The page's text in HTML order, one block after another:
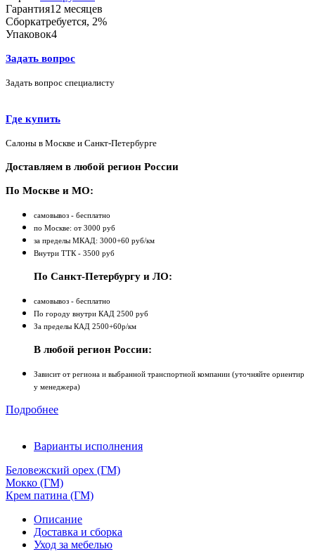
Гарантия12 месяцев
Сборкатребуется, 2%
Упаковок4
Задать вопрос
Задать вопрос специалисту
Где купить
Салоны в Москве и Санкт-Петербурге
Доставляем в любой регион России
По Москве и МО:
самовывоз - бесплатно
по Москве: от 3000 руб
за пределы МКАД: 3000+60 руб/км
Внутри ТТК - 3500 руб
По Санкт-Петербургу и ЛО:
самовывоз - бесплатно
По городу внутри КАД 2500 руб
За пределы КАД 2500+60р/км
В любой регион России:
Зависит от региона и выбранной транспортной компании (уточняйте ориентир
у менеджера)
Подробнее
Варианты исполнения
Беловежский орех (ГМ)
Мокко (ГМ)
Крем патина (ГМ)
Описание
Доставка и сборка
Уход за мебелью